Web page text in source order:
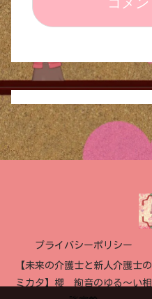
プライバシーポリシー
【未来の介護士と新人介護士の
ミカタ】櫻 絢音のゆる〜い相